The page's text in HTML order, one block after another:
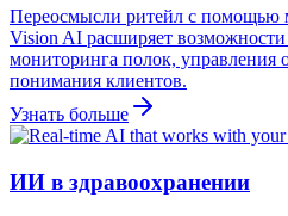
Переосмысли ритейл с помощью
Vision AI расширяет возможности
мониторинга полок, управления
понимания клиентов.
Узнать больше
ИИ в здравоохранении